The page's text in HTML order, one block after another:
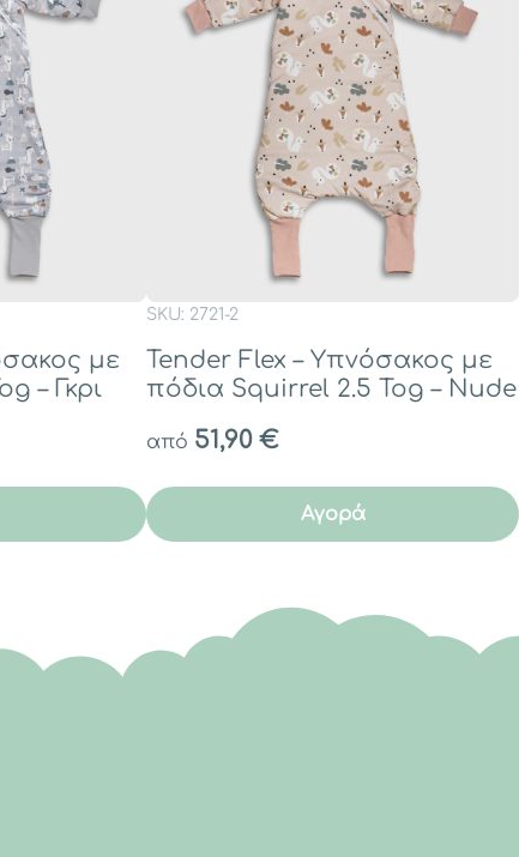
με
– Γκρι
SKU: 2721-2
Tender Flex – Υπνόσακος με
πόδια Squirrel 2.5 Tog – Nude
από 51,90 €
Αγορά